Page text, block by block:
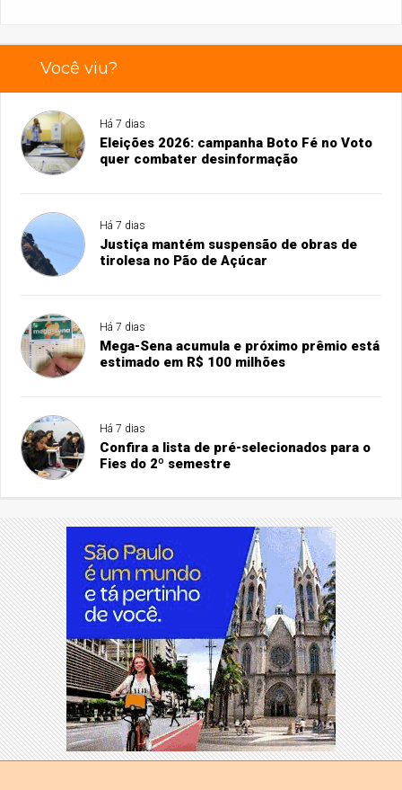
Você viu?
Há 7 dias
Eleições 2026: campanha Boto Fé no Voto
quer combater desinformação
Há 7 dias
Justiça mantém suspensão de obras de
tirolesa no Pão de Açúcar
Há 7 dias
Mega-Sena acumula e próximo prêmio está
estimado em R$ 100 milhões
Há 7 dias
Confira a lista de pré-selecionados para o
Fies do 2º semestre